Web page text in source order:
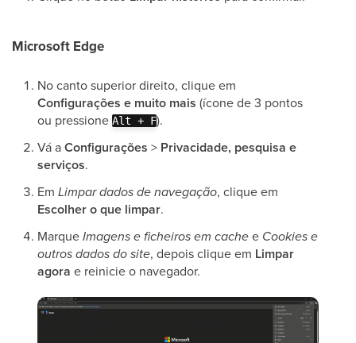
Microsoft Edge
No canto superior direito, clique em
Configurações e muito mais (ícone de 3 pontos
ou pressione Alt + F).
Vá aConfigurações > Privacidade, pesquisa e
serviços.
Em Limpar dados de navegação, clique em
Escolher o que limpar.
MarqueImagens e ficheiros em cachee Cookies e
outros dados do site, depois clique em Limpar
agora e reinicie o navegador.